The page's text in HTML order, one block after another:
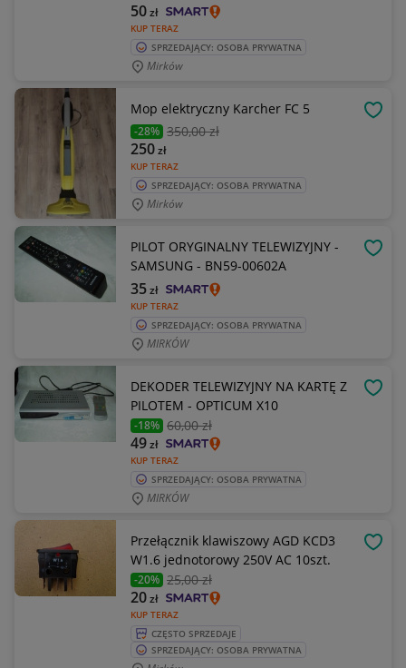
KUP TERAZ
50zł
SPRZEDAJĄCY: OSOBA PRYWATNA
Mirków
Mop elektryczny Karcher FC 5
-28% 350,00 zł
KUP TERAZ
250zł
SPRZEDAJĄCY: OSOBA PRYWATNA
Mirków
PILOT ORYGINALNY TELEWIZYJNY -
SAMSUNG - BN59-00602A
KUP TERAZ
35zł
SPRZEDAJĄCY: OSOBA PRYWATNA
MIRKÓW
DEKODER TELEWIZYJNY NA KARTĘ Z
PILOTEM - OPTICUM X10
-18% 60,00 zł
KUP TERAZ
49zł
SPRZEDAJĄCY: OSOBA PRYWATNA
MIRKÓW
Przełącznik klawiszowy AGD KCD3
W1.6 jednotorowy 250V AC 10szt.
-20% 25,00 zł
KUP TERAZ
20zł
CZĘSTO SPRZEDAJE
SPRZEDAJĄCY: OSOBA PRYWATNA